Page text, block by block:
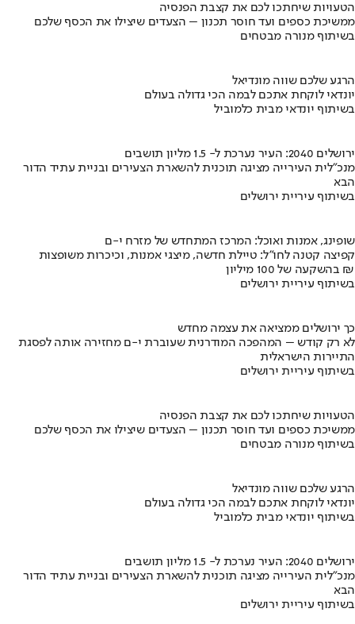
הטעויות שיחתכו לכם את קצבת הפנסיה
ממשיכת כספים ועד חוסר תכנון – הצעדים שיצילו את הכסף שלכם
בשיתוף מנורה מבטחים
הרגע שלכם שווה מונדיאל
יונדאי לוקחת אתכם לבמה הכי גדולה בעולם
בשיתוף יונדאי מבית כלמוביל
ירושלים 2040: העיר נערכת ל- 1.5 מליון תושבים
מנכ"לית העירייה מציגה תוכנית להשארת הצעירים ובניית עתיד הדור
הבא
בשיתוף עיריית ירושלים
שופינג, אמנות ואוכל: המרכז המתחדש של מזרח י-ם
קפיצה קטנה לחו"ל: טיילת חדשה, מיצגי אמנות, וכיכרות משופצות
בהשקעה של 100 מיליון ₪
בשיתוף עיריית ירושלים
כך ירושלים ממציאה את עצמה מחדש
לא רק קודש – המהפכה המודרנית שעוברת י-ם מחזירה אותה לפסגת
התיירות הישראלית
בשיתוף עיריית ירושלים
הטעויות שיחתכו לכם את קצבת הפנסיה
ממשיכת כספים ועד חוסר תכנון – הצעדים שיצילו את הכסף שלכם
בשיתוף מנורה מבטחים
הרגע שלכם שווה מונדיאל
יונדאי לוקחת אתכם לבמה הכי גדולה בעולם
בשיתוף יונדאי מבית כלמוביל
ירושלים 2040: העיר נערכת ל- 1.5 מליון תושבים
מנכ"לית העירייה מציגה תוכנית להשארת הצעירים ובניית עתיד הדור
הבא
בשיתוף עיריית ירושלים